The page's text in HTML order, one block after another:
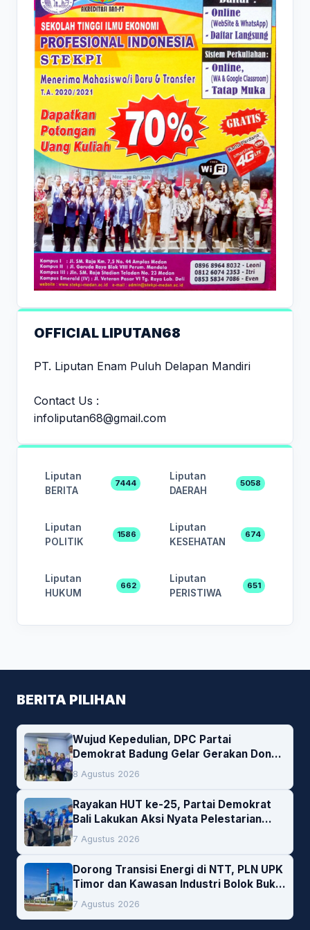
OFFICIAL LIPUTAN68
PT. Liputan Enam Puluh Delapan Mandiri
Contact Us :
infoliputan68@gmail.com
Liputan
BERITA
7444
Liputan
DAERAH
5058
Liputan
POLITIK
1586
Liputan
KESEHATAN
674
Liputan
HUKUM
662
Liputan
PERISTIWA
651
BERITA PILIHAN
Wujud Kepedulian, DPC Partai
Demokrat Badung Gelar Gerakan Donor
Darah
8 Agustus 2026
Rayakan HUT ke-25, Partai Demokrat
Bali Lakukan Aksi Nyata Pelestarian
Lingkungan
7 Agustus 2026
Dorong Transisi Energi di NTT, PLN UPK
Timor dan Kawasan Industri Bolok Buka
Peluang Investasi Woodchip untuk
Cofiring PLTU Bolok
7 Agustus 2026